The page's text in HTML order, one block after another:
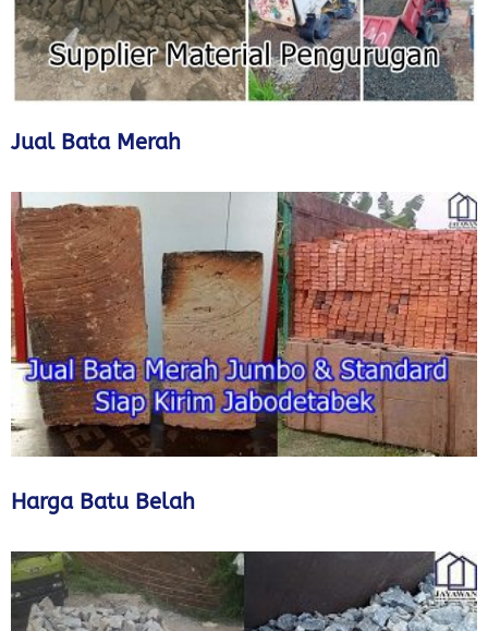
Jual Bata Merah
Harga Batu Belah